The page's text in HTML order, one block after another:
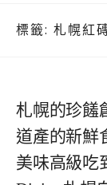
標籤: 札幌紅
札幌的珍饈
道產的新鮮
美味高級吃